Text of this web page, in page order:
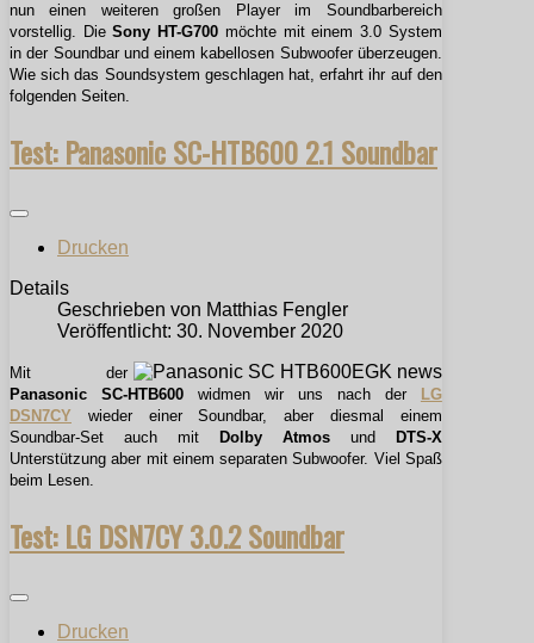
nun einen weiteren großen Player im Soundbarbereich
vorstellig. DieSony HT-G700 möchte mit einem 3.0 System
in der Soundbar und einem kabellosen Subwoofer überzeugen.
Wie sich das Soundsystem geschlagen hat, erfahrt ihr auf den
folgenden Seiten.
Test: Panasonic SC-HTB600 2.1 Soundbar
Drucken
Details
Geschrieben von Matthias Fengler
Veröffentlicht: 30. November 2020
Mit der
Panasonic SC-HTB600widmen wir uns nach der
LG
DSN7CY wieder einer Soundbar, aber diesmal einem
Soundbar-Set auch mit
Dolby Atmosund
DTS-X
Unterstützung aber mit einem separaten Subwoofer. Viel Spaß
beim Lesen.
Test: LG DSN7CY 3.0.2 Soundbar
Drucken